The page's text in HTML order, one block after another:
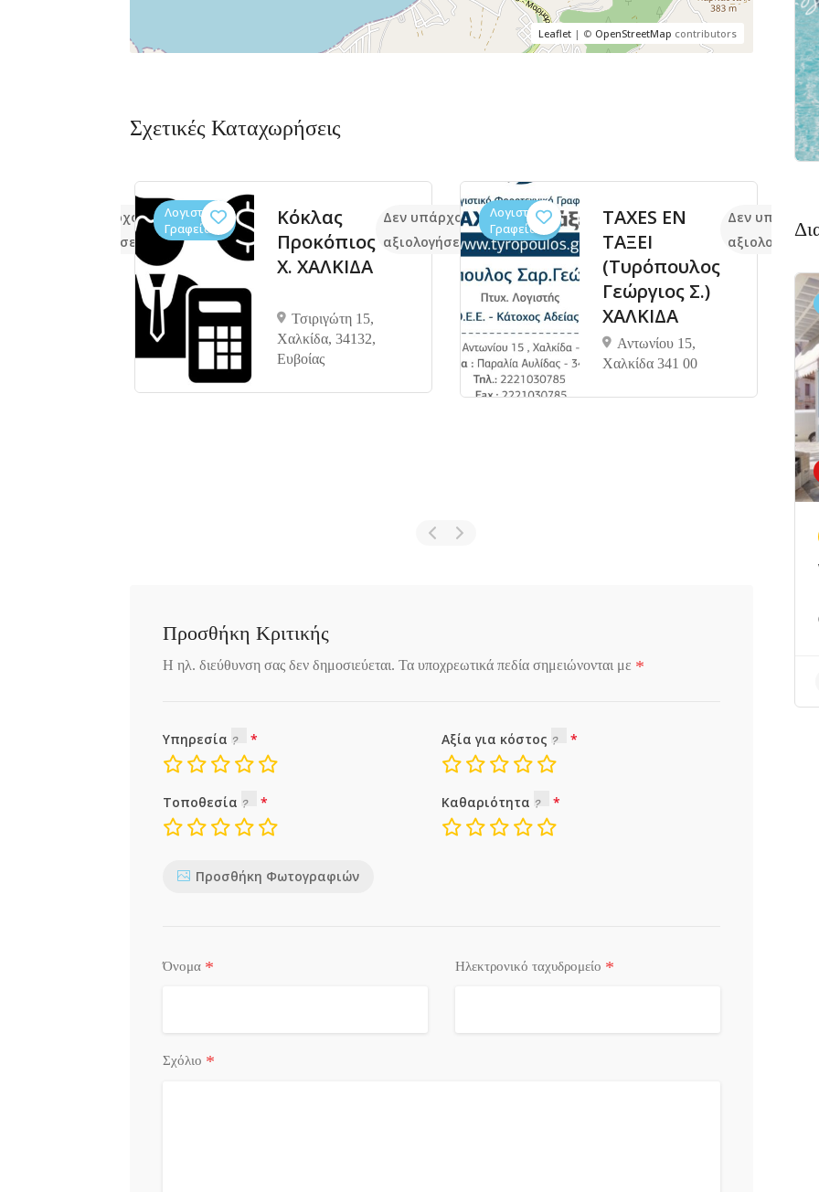
Leaflet| © OpenStreetMap contributors
Σχετικές Καταχωρήσεις
Δεν υπάρχουν ακόμα
αξιολογήσεις
Λογιστικά
Γραφεία
Κόκλας
Προκόπιος
Χ. ΧΑΛΚΙΔΑ
Τσιριγώτη 15,
Χαλκίδα, 34132,
Ευβοίας
Δεν υπάρχουν ακόμα
αξιολογήσεις
Λογιστικά
Γραφεία
TAXES ΕΝ
ΤΑΞΕΙ
(Τυρόπουλος
Γεώργιος Σ.)
ΧΑΛΚΙΔΑ
Αντωνίου 15,
Χαλκίδα 341 00
Δεν
αξιολογήσεις
Προσθήκη Κριτικής
Η ηλ. διεύθυνση σας δεν δημοσιεύεται. Τα υποχρεωτικά πεδία σημειώνονται με *
Υπηρεσία Αξία για κόστος
Τοποθεσία Καθαριότητα
Προσθήκη Φωτογραφιών
Όνομα * Ηλεκτρονικό ταχυδρομείο *
Σχόλιο *